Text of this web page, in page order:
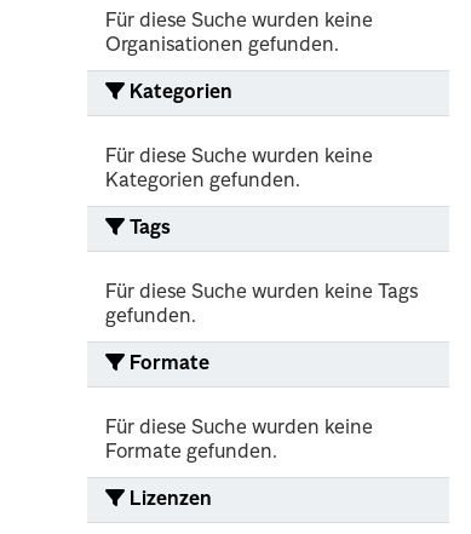
Für diese Suche wurden keine
Organisationen gefunden.
Kategorien
Für diese Suche wurden keine
Kategorien gefunden.
Tags
Für diese Suche wurden keine Tags
gefunden.
Formate
Für diese Suche wurden keine
Formate gefunden.
Lizenzen